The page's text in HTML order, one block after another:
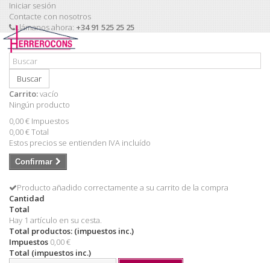
Iniciar sesión
Contacte con nosotros
Llámanos ahora: +34 91 525 25 25
Buscar
Carrito:vacío
Ningún producto
0,00 € Impuestos
0,00 €Total
Estos precios se entienden IVA incluído
Confirmar
Producto añadido correctamente a su carrito de la compra
Cantidad
Total
Hay 1 artículo en su cesta.
Total productos: (impuestos inc.)
Impuestos 0,00 €
Total (impuestos inc.)